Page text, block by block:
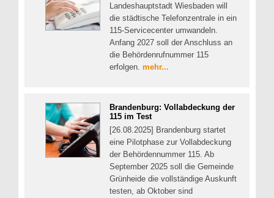
Landeshauptstadt Wiesbaden will
die städtische Telefonzentrale in ein
115-Servicecenter umwandeln.
Anfang 2027 soll der Anschluss an
die Behördenrufnummer 115
erfolgen. mehr...
Brandenburg: Vollabdeckung der
115 im Test
[26.08.2025] Brandenburg startet
eine Pilotphase zur Vollabdeckung
der Behördennummer 115. Ab
September 2025 soll die Gemeinde
Grünheide die vollständige Auskunft
testen, ab Oktober sind